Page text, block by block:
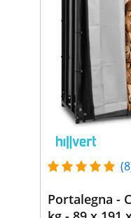
Portalegna -